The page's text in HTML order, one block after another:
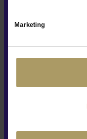
Marketing
Regulamente promotii